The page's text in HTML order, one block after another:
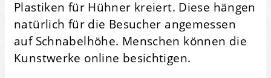
Plastiken für Hühner kreiert. Diese hängen
natürlich für die Besucher angemessen
auf Schnabelhöhe. Menschen können die
Kunstwerke online besichtigen.